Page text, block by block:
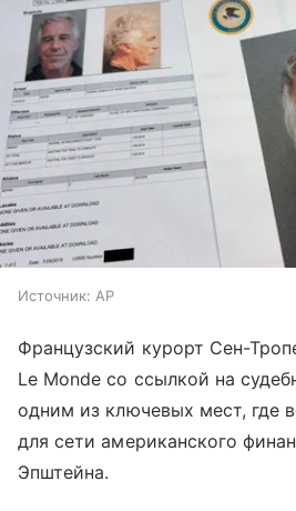
Источник: AP
Французский курорт Сен-
Le Monde со ссылкой на
одним из ключевых мест, где
для сети американского
Эпштейна.